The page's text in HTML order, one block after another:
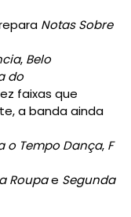
Notas Sobre
, Belo
do
faixas que
a banda ainda
o Tempo Dança, F
a Roupae Segunda